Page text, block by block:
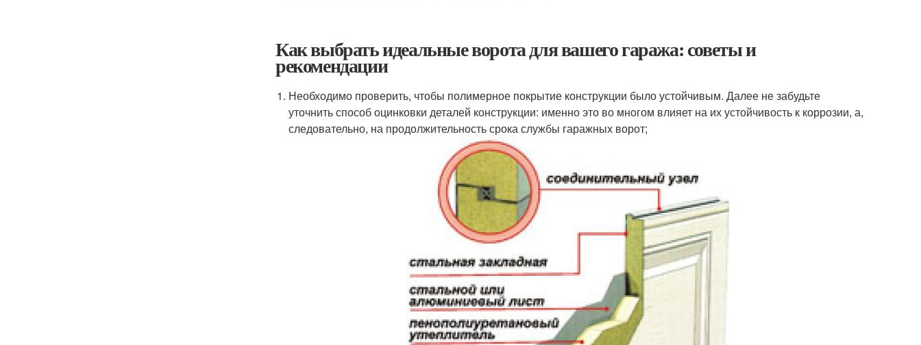
Как выбрать идеальные ворота для вашего гаража: советы и
рекомендации
Необходимо проверить, чтобы полимерное покрытие конструкции было устойчивым. Далее не забудьте
уточнить способ оцинковки деталей конструкции: именно это во многом влияет на их устойчивость к коррозии, а,
следовательно, на продолжительность срока службы гаражных ворот;